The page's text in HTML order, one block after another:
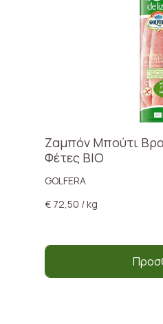
Ζαμπόν Μπούτι
Φέτες BIO
GOLFERA
€ 72,50 / kg